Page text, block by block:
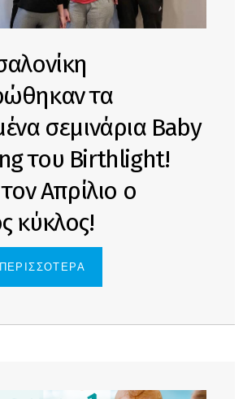
τα
σεμινάρια Baby
του Birthlight!
Απρίλιο ο
κύκλος!
ΟΛΟΚΛΗΡΩΘΗΚΑΝ
SWIMMING ΤΟΥ
ΚΥΚΛΟΣ!